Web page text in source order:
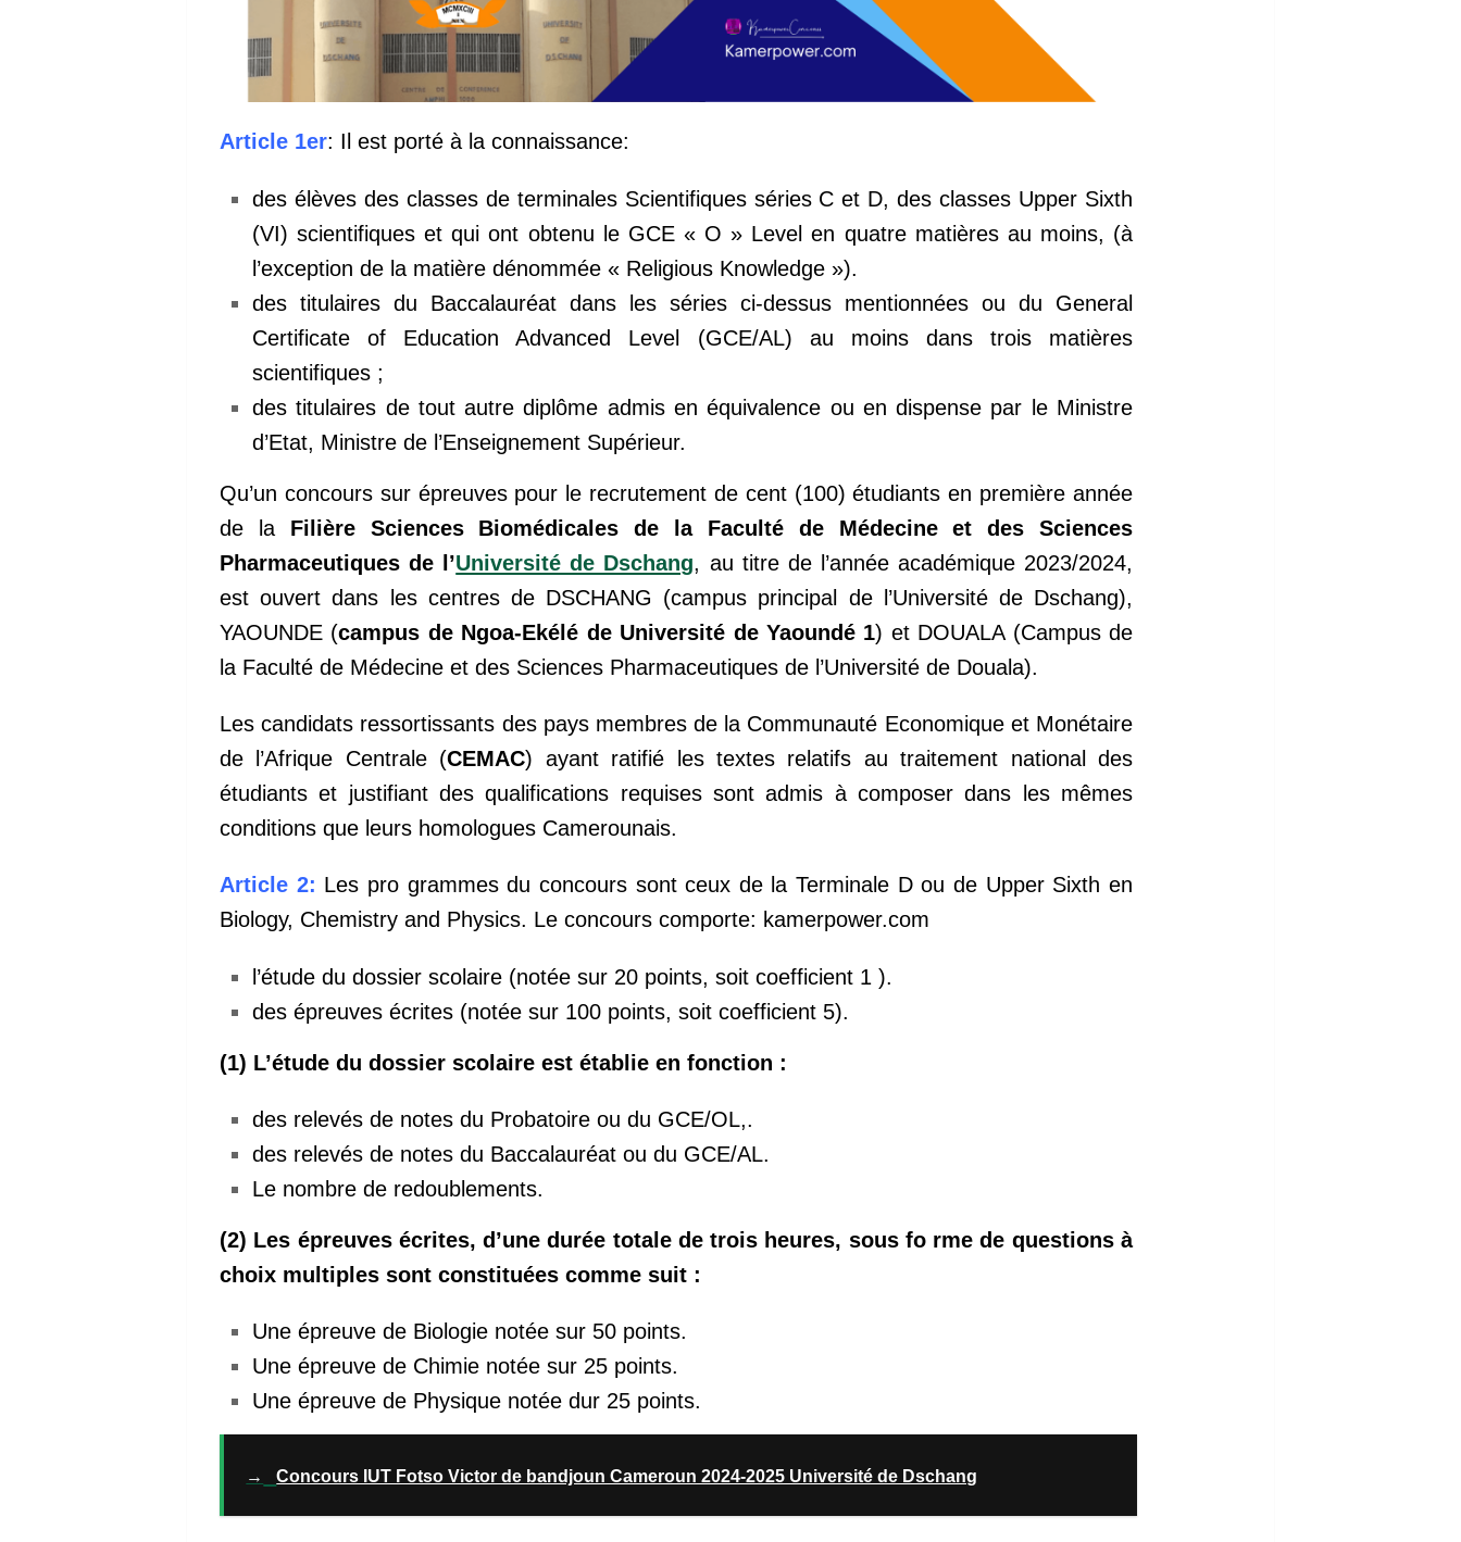
Article 1er: Il est porté à la connaissance:
des élèves des classes de terminales Scientifiques séries C et D, des classes Upper Sixth
(VI) scientifiques et qui ont obtenu le GCE « O » Level en quatre matières au moins, (à
l’exception de la matière dénommée « Religious Knowledge »).
des titulaires du Baccalauréat dans les séries ci-dessus mentionnées ou du General
Certificate of Education Advanced Level (GCE/AL) au moins dans trois matières
scientifiques ;
des titulaires de tout autre diplôme admis en équivalence ou en dispense par le Ministre
d’Etat, Ministre de l’Enseignement Supérieur.
Qu’un concours sur épreuves pour le recrutement de cent (100) étudiants en première année
de la Filière Sciences Biomédicales de la Faculté de Médecine et des Sciences
Pharmaceutiques de l’Université de Dschang, au titre de l’année académique 2023/2024,
est ouvert dans les centres de DSCHANG (campus principal de l’Université de Dschang),
YAOUNDE (campus de Ngoa-Ekélé de Université de Yaoundé 1) et DOUALA (Campus de
la Faculté de Médecine et des Sciences Pharmaceutiques de l’Université de Douala).
Les candidats ressortissants des pays membres de la Communauté Economique et Monétaire
de l’Afrique Centrale (CEMAC) ayant ratifié les textes relatifs au traitement national des
étudiants et justifiant des qualifications requises sont admis à composer dans les mêmes
conditions que leurs homologues Camerounais.
Article 2: Les pro grammes du concours sont ceux de la Terminale D ou de Upper Sixth en
Biology, Chemistry and Physics. Le concours comporte: kamerpower.com
l’étude du dossier scolaire (notée sur 20 points, soit coefficient 1 ).
des épreuves écrites (notée sur 100 points, soit coefficient 5).
(1) L’étude du dossier scolaire est établie en fonction :
des relevés de notes du Probatoire ou du GCE/OL,.
des relevés de notes du Baccalauréat ou du GCE/AL.
Le nombre de redoublements.
(2) Les épreuves écrites, d’une durée totale de trois heures, sous fo rme de questions à
choix multiples sont constituées comme suit :
Une épreuve de Biologie notée sur 50 points.
Une épreuve de Chimie notée sur 25 points.
Une épreuve de Physique notée dur 25 points.
→ Concours IUT Fotso Victor de bandjoun Cameroun 2024-2025 Université de Dschang